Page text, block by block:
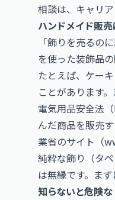
相談は、 キャリ
ハンドメイド販
「飾りを売るの
を使った装飾品
たとえば、ケー
ことがあります
電気用品安全法
んだ商品を販売
業省のサイト（
純粋な飾り（タ
は無縁です。ま
知らないと危険な